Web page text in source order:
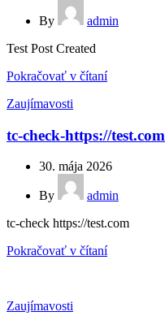
By
admin
Test Post Created
Pokračovať v čítaní
Zaujímavosti
tc-check-https://test.com
30. mája 2026
By
admin
tc-check https://test.com
Pokračovať v čítaní
Zaujímavosti